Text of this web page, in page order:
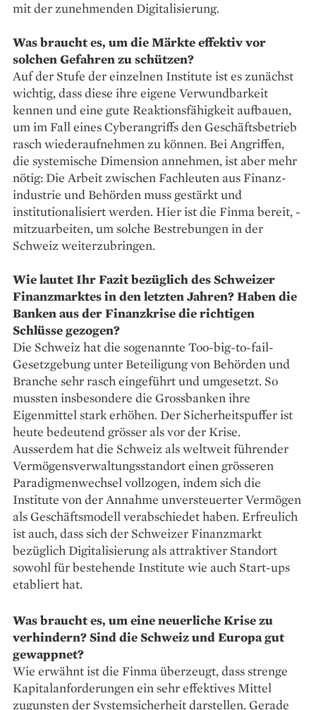
mit der zunehmenden Digitalisierung.
Was braucht es, um die Märkte effektiv vor
solchen Gefahren zu schützen?
Auf der Stufe der einzelnen Institute ist es zunächst
wichtig, dass diese ihre eigene Verwundbarkeit
kennen und eine gute Reaktions­fähigkeit aufbauen,
um im Fall eines Cyberangriffs den Geschäftsbetrieb
rasch wiederaufnehmen zu können. Bei Angriffen,
die systemische Dimension annehmen, ist aber mehr
nötig: Die Arbeit zwischen Fachleuten aus Finanz­
industrie und Behörden muss gestärkt und
institutionalisiert werden. Hier ist die Finma bereit, ­
mitzuarbeiten, um solche Bestrebungen in der
Schweiz weiterzubringen.
Wie lautet Ihr Fazit bezüglich des Schweizer
Finanzmarktes in den letzten Jahren? Haben die
Banken aus der Finanzkrise die richtigen
Schlüsse gezogen?
Die Schweiz hat die ­sogenannte Too-big-to-fail-
Gesetzgebung unter Beteiligung von Behörden und
Branche sehr rasch eingeführt und umgesetzt. So
mussten insbesondere die Grossbanken ihre
Eigenmittel stark erhöhen. Der Sicherheitspuffer ist
heute bedeutend grösser als vor der Krise.
Ausserdem hat die Schweiz als weltweit führender
Vermögensverwaltungsstandort einen grösseren
Paradigmenwechsel vollzogen, indem sich die
Institute von der Annahme unversteuerter Vermögen
als Geschäftsmodell verabschiedet haben. Erfreulich
ist auch, dass sich der Schweizer Finanzmarkt
bezüglich Digitalisierung als attraktiver Standort
sowohl für bestehende Institute wie auch Start-ups
etabliert hat.
Was braucht es, um eine neuerliche Krise zu
verhindern? Sind die Schweiz und Europa gut
gewappnet?
Wie erwähnt ist die Finma überzeugt, dass strenge
Kapitalanforderungen ein sehr effektives Mittel
zugunsten der Systemsicherheit darstellen. Gerade